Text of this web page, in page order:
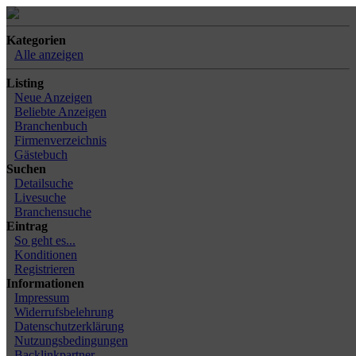
Kategorien
Alle anzeigen
Listing
Neue Anzeigen
Beliebte Anzeigen
Branchenbuch
Firmenverzeichnis
Gästebuch
Suchen
Detailsuche
Livesuche
Branchensuche
Eintrag
So geht es...
Konditionen
Registrieren
Informationen
Impressum
Widerrufsbelehrung
Datenschutzerklärung
Nutzungsbedingungen